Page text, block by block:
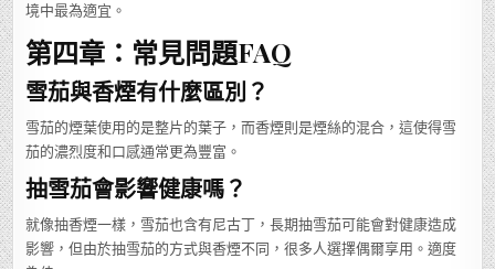
境中最為適宜。
第四章：常見問題FAQ
雪茄與香煙有什麼區別？
雪茄的煙葉使用的是整片的葉子，而香煙則是煙絲的混合，這使得雪
茄的濃烈度和口感通常更為豐富。
抽雪茄會影響健康嗎？
就像抽香煙一樣，雪茄也含有尼古丁，長期抽雪茄可能會對健康造成
影響，但由於抽雪茄的方式與香煙不同，很多人選擇偶爾享用。適度